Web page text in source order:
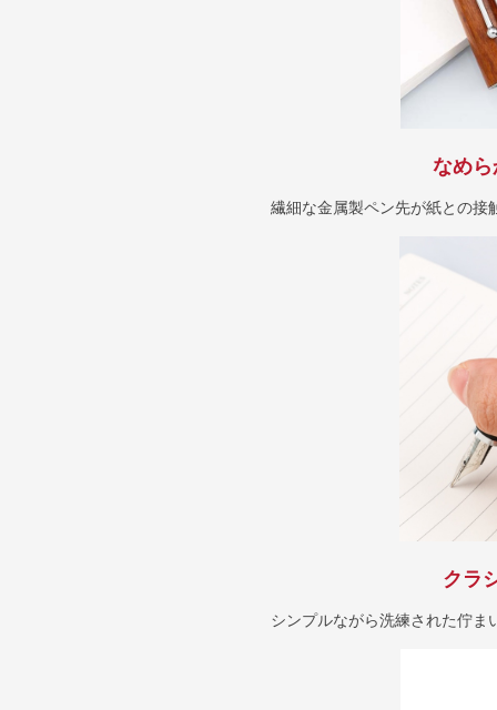
なめ
繊細な金属製ペン先が紙との接
クラ
シンプルながら洗練された佇ま